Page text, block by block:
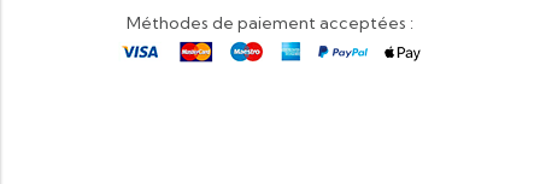
Méthodes de paiement acceptées :